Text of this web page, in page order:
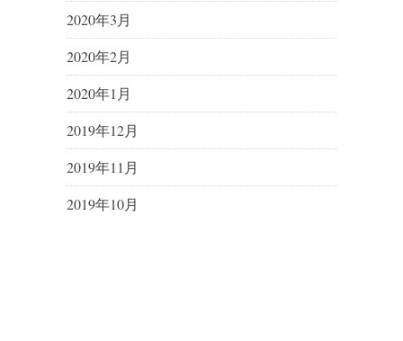
2020年3月
2020年2月
2020年1月
2019年12月
2019年11月
2019年10月